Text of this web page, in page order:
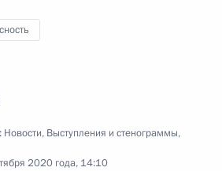
Новости, Выступления и стенограммы,
2020 года, 14:10